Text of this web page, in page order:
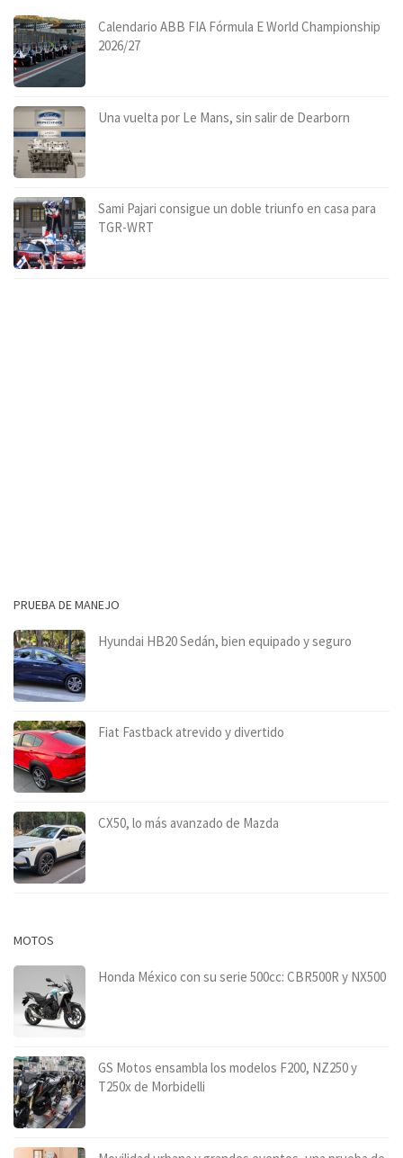
Calendario ABB FIA Fórmula E World Championship
2026/27
Una vuelta por Le Mans, sin salir de Dearborn
Sami Pajari consigue un doble triunfo en casa para
TGR-WRT
PRUEBA DE MANEJO
Hyundai HB20 Sedán, bien equipado y seguro
Fiat Fastback atrevido y divertido
CX50, lo más avanzado de Mazda
MOTOS
Honda México con su serie 500cc: CBR500R y NX500
GS Motos ensambla los modelos F200, NZ250 y
T250x de Morbidelli